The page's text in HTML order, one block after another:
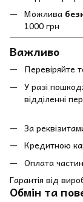
Можлива
1000 грн
Важливо
Перевіряйте
У разі
відділенні
За
Кредитною
Оплата
Гарантія від
Обмін та